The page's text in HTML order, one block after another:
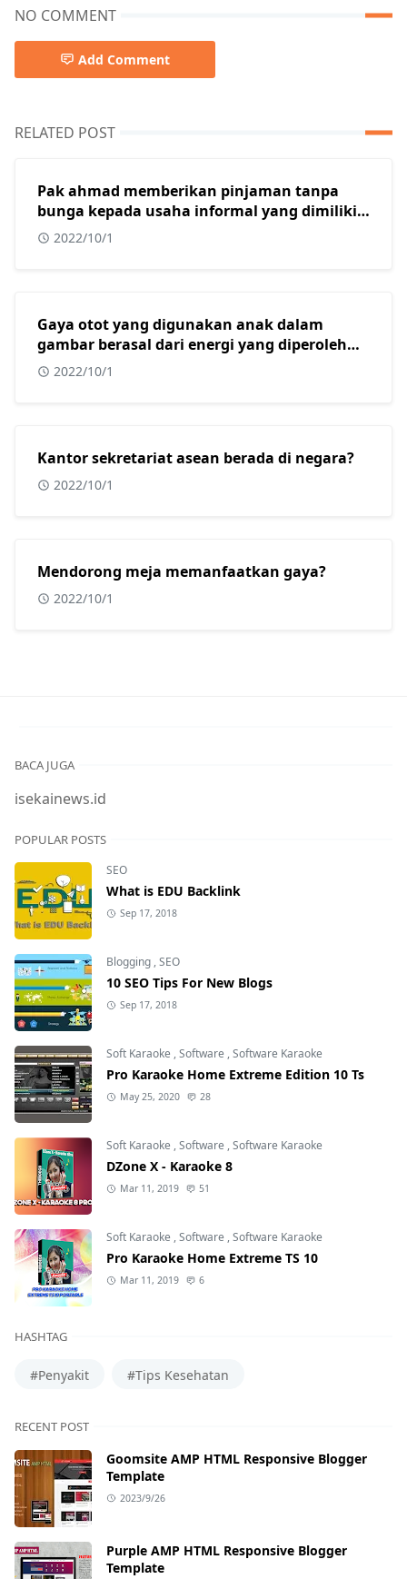
NO COMMENT
Add Comment
RELATED POST
Pak ahmad memberikan pinjaman tanpa
bunga kepada usaha informal yang dimiliki
oleh beberapa warga muslim di kota
2022/10/1
Gaya otot yang digunakan anak dalam
gambar berasal dari energi yang diperoleh
dari?
2022/10/1
Kantor sekretariat asean berada di negara?
2022/10/1
Mendorong meja memanfaatkan gaya?
2022/10/1
BACA JUGA
isekainews.id
POPULAR POSTS
SEO
What is EDU Backlink
Sep 17, 2018
Blogging ,SEO
10 SEO Tips For New Blogs
Sep 17, 2018
Soft Karaoke ,Software ,Software Karaoke
Pro Karaoke Home Extreme Edition 10 Ts
May 25, 2020 28
Soft Karaoke ,Software ,Software Karaoke
DZone X - Karaoke 8
Mar 11, 2019 51
Soft Karaoke ,Software ,Software Karaoke
Pro Karaoke Home Extreme TS 10
Mar 11, 2019 6
HASHTAG
#Penyakit #Tips Kesehatan
RECENT POST
Goomsite AMP HTML Responsive Blogger
Template
2023/9/26
Purple AMP HTML Responsive Blogger
Template